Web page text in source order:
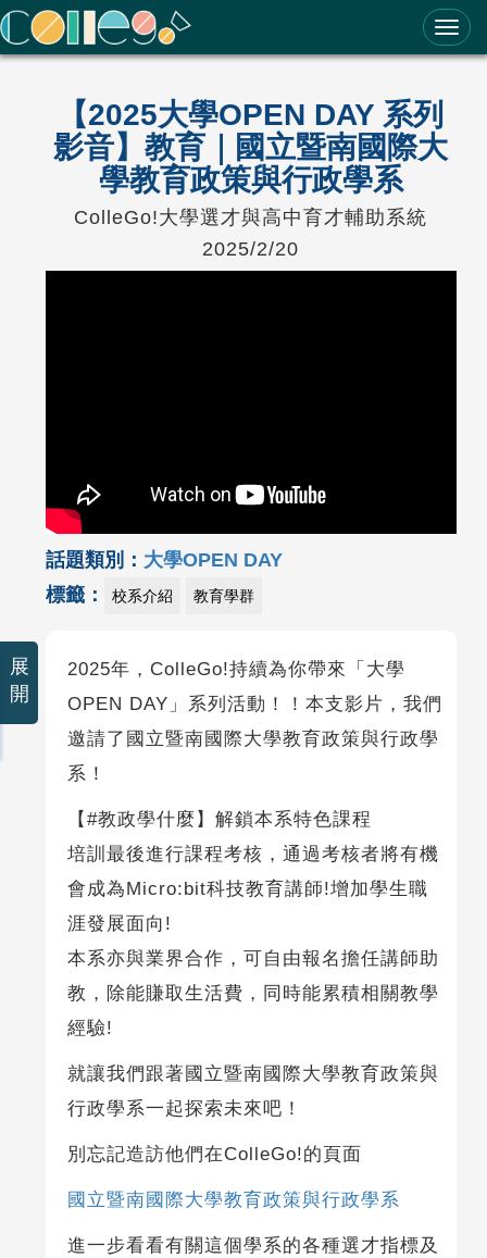
ColleGo! 大學選才與高中育才輔助系統
【2025大學OPEN DAY 系列
影音】教育｜國立暨南國際大
學教育政策與行政學系
ColleGo!大學選才與高中育才輔助系統
2025/2/20
話題類別： 大學OPEN DAY
標籤：
校系介紹 教育學群
2025年，ColleGo!持續為你帶來「大學
OPEN DAY」系列活動！！本支影片，我們
邀請了國立暨南國際大學教育政策與行政學
系！
【#教政學什麼】解鎖本系特色課程
培訓最後進行課程考核，通過考核者將有機
會成為Micro:bit科技教育講師!增加學生職
涯發展面向!
本系亦與業界合作，可自由報名擔任講師助
教，除能賺取生活費，同時能累積相關教學
經驗!
就讓我們跟著國立暨南國際大學教育政策與
行政學系一起探索未來吧！
別忘記造訪他們在ColleGo!的頁面
國立暨南國際大學教育政策與行政學系
進一步看看有關這個學系的各種選才指標及
展
開